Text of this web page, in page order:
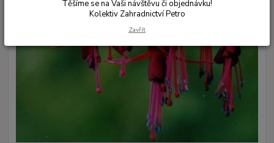
Těšíme se na Vaši návštěvu či objednávku!
Kolektiv Zahradnictví Petro
Zavřít